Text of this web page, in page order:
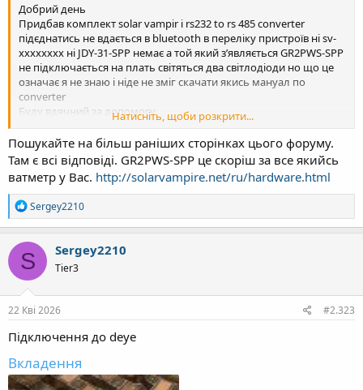
Добрий день
Придбав комплект solar vampir і rs232 to rs 485 converter
підєднатись не вдається в bluetooth в переліку пристроїв ні sv-
xxxxxxxx ні JDY-31-SPP немає а той який зʼявляється GR2PWS-SPP
не підключається на плать світяться два світлодіоди но що це
означає я не знаю і ніде не зміг скачати якись мануал по
converter
Буду вдячний за допомогу
Десь читав що зʼявилась можливість під єднатись по wifi якщо
це можливо то під скажіть
У мене інвертор deye 6k-1 ф
Натисніть, щоби розкрити...
Пошукайте на більш раніших сторінках цього форуму.
Там є всі відповіді. GR2PWS-SPP це скоріш за все якийсь
ватметр у Вас. http://solarvampire.net/ru/hardware.html
Р
е
а
к
ц
і
ї
:
Sergey2210
S Sergey2210
Tier3
22 Кві 2026 #2.323
Підключення до deye
Вкладення